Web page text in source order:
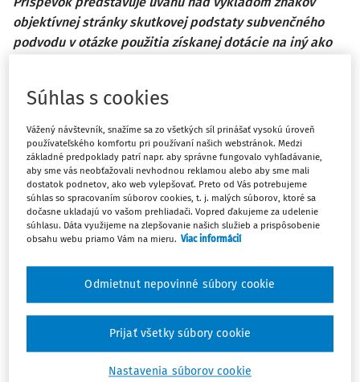
objektívnej stránky skutkovej podstaty subvenčného
podvodu v otázke použitia získanej dotácie na iný ako
pohľadom rozhodovacej praxe v podmienkach Českej
republiky.
The contribution presents thoughts about the
interpretation by some courts in Slovak republic of the
acting of a criminal in case of a subsidy fraud with accent
to usage of a lawfully obtained grant for a different than
agreed purpose. This second part of the contribution
Czech Republic.
DEÁK, M.: K trestnoprávnemu postihu použitia dotácie na
iný ako na určený účel v zmysle § 225 ods. 2 Trestného
zákona (2. časť); Justičná revue, 76, 2024, č. 11, s. 1113 – 1128.
Súhlas s cookies
Vážený návštevník, snažíme sa zo všetkých síl prinášať vysokú úroveň
používateľského komfortu pri používaní našich webstránok. Medzi
základné predpoklady patrí napr. aby správne fungovalo vyhľadávanie,
aby sme vás neobťažovali nevhodnou reklamou alebo aby sme mali
dostatok podnetov, ako web vylepšovať. Preto od Vás potrebujeme
súhlas so spracovaním súborov cookies, t. j. malých súborov, ktoré sa
dočasne ukladajú vo vašom prehliadači. Vopred ďakujeme za udelenie
súhlasu. Dáta využijeme na zlepšovanie našich služieb a prispôsobenie
obsahu webu priamo Vám na mieru. Viac informácií
Nastavenia súborov cookie
Odmietnut nepovinné súbory cookie
Prijať všetky súbory cookie